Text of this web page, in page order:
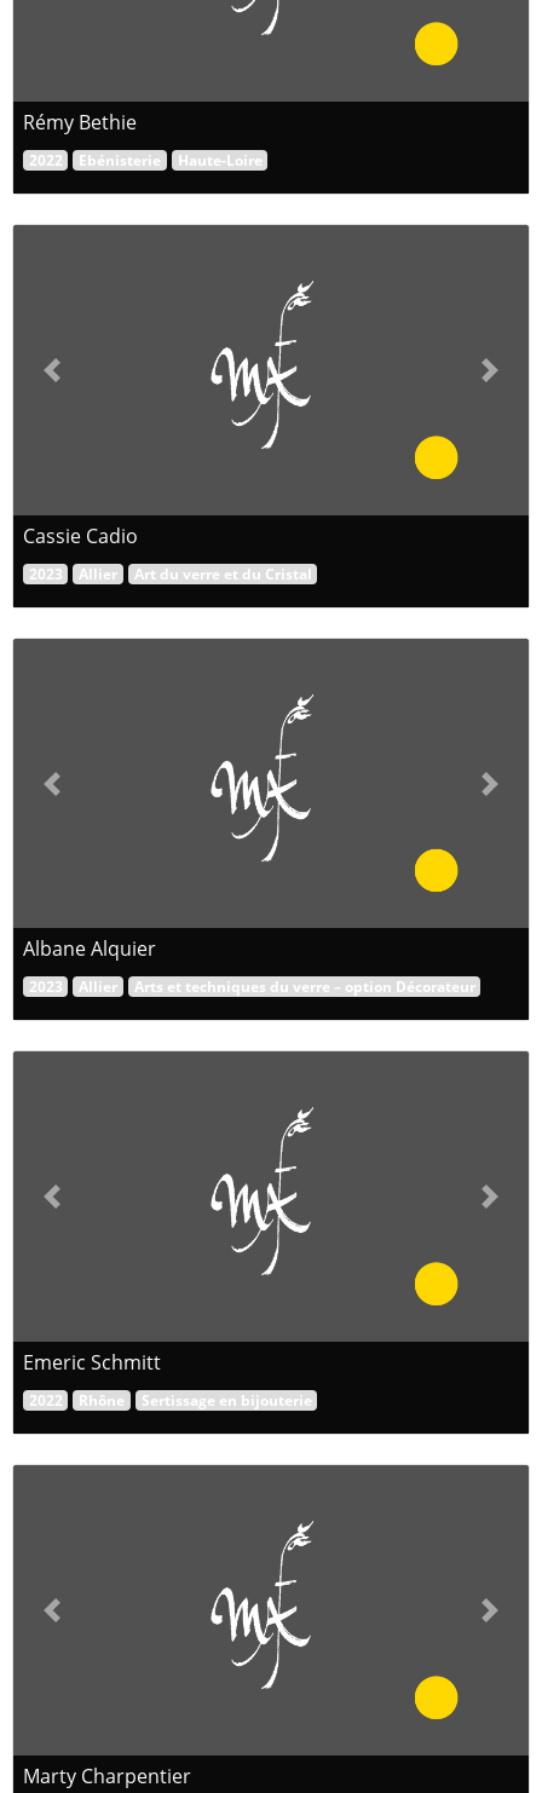
Rémy Bethie
2022 Ebénisterie Haute-Loire
Previous Next
Cassie Cadio
2023 Allier Art du verre et du Cristal
Previous Next
Albane Alquier
2023 Allier Arts et techniques du verre – option Décorateur
Previous Next
Emeric Schmitt
2022 Rhône Sertissage en bijouterie
Previous Next
Marty Charpentier